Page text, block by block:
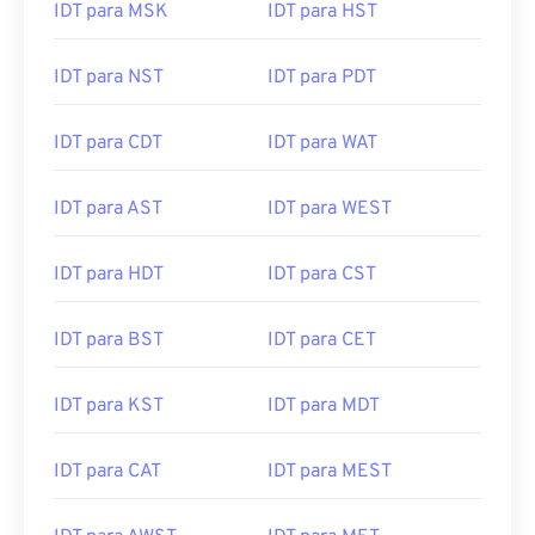
IDT para MSK IDT para HST
IDT para NST IDT para PDT
IDT para CDT IDT para WAT
IDT para AST IDT para WEST
IDT para HDT IDT para CST
IDT para BST IDT para CET
IDT para KST IDT para MDT
IDT para CAT IDT para MEST